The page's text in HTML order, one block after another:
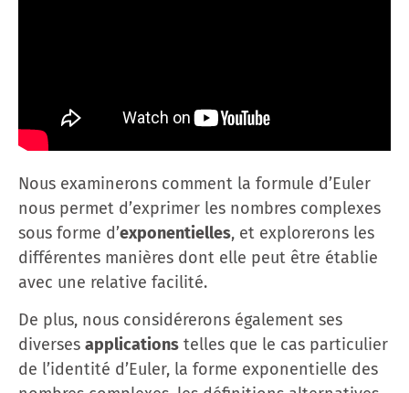
Nous examinerons comment la formule d’Euler
nous permet d’exprimer les nombres complexes
sous forme d’exponentielles, et explorerons les
différentes manières dont elle peut être établie
avec une relative facilité.
De plus, nous considérerons également ses
diverses applications telles que le cas particulier
de l’identité d’Euler, la forme exponentielle des